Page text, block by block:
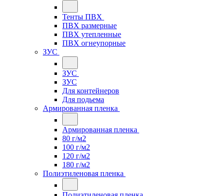
Тенты ПВХ
ПВХ размерные
ПВХ утепленные
ПВХ огнеупорные
ЗУС
ЗУС
ЗУС
Для контейнеров
Для подьема
Армированная пленка
Армированная пленка
80 г/м2
100 г/м2
120 г/м2
180 г/м2
Полиэтиленовая пленка